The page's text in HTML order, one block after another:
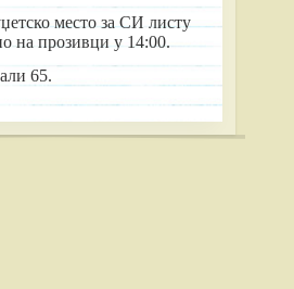
место за СИ листу
на прозивци у 14:00.
65.